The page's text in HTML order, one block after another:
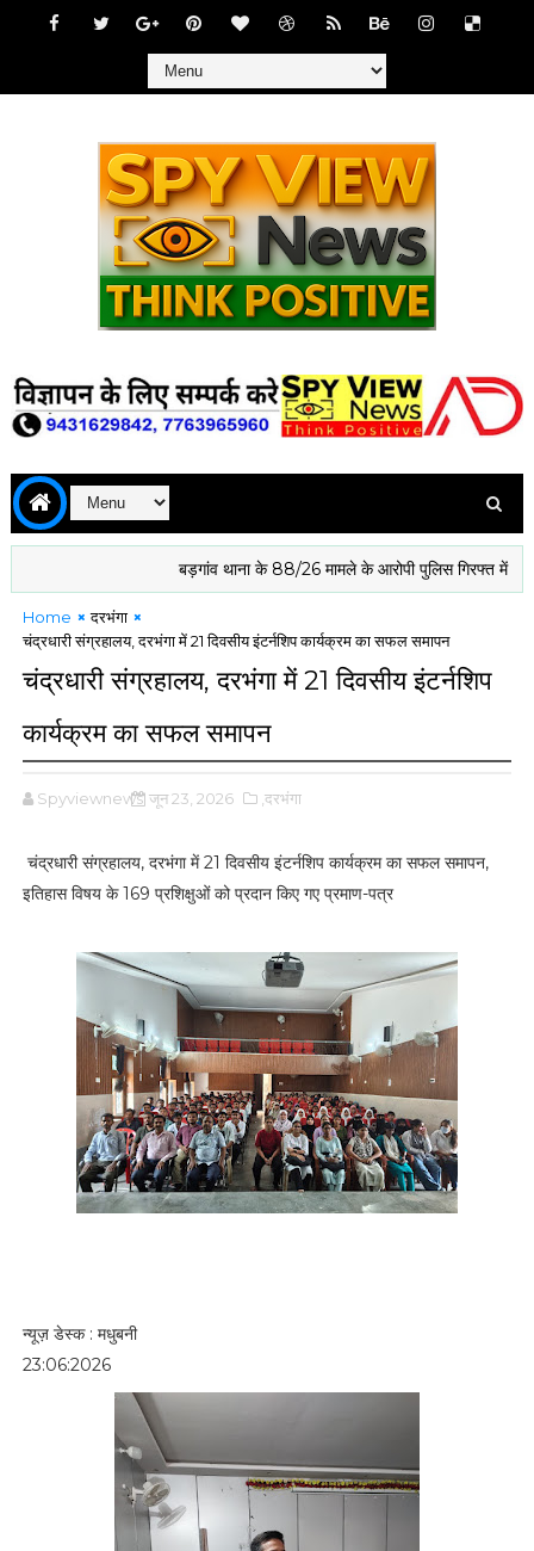
बड़गांव थाना के 88/26 मामले के आरोपी पुलिस गिरफ्त में बिरित
Home
दरभंगा
चंद्रधारी संग्रहालय, दरभंगा में 21 दिवसीय इंटर्नशिप कार्यक्रम का सफल समापन
चंद्रधारी संग्रहालय, दरभंगा में 21 दिवसीय इंटर्नशिप
कार्यक्रम का सफल समापन
Spyviewnews जून 23, 2026 ,दरभंगा
चंद्रधारी संग्रहालय, दरभंगा में 21 दिवसीय इंटर्नशिप कार्यक्रम का सफल समापन,
इतिहास विषय के 169 प्रशिक्षुओं को प्रदान किए गए प्रमाण-पत्र
न्यूज़ डेस्क : मधुबनी
23:06:2026